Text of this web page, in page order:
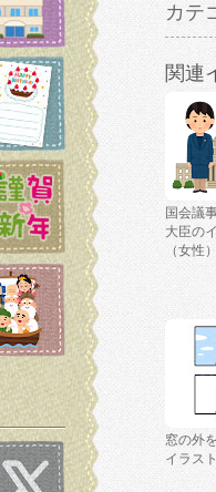
カテ
関連
国会議
大臣の
（女性
窓の外
イラス